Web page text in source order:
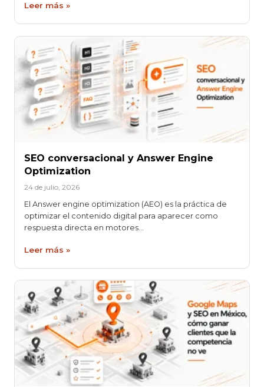
Leer más »
SEO conversacional y Answer Engine
Optimization
24 de julio, 2026
El Answer engine optimization (AEO) es la práctica de
optimizar el contenido digital para aparecer como
respuesta directa en motores…
Leer más »